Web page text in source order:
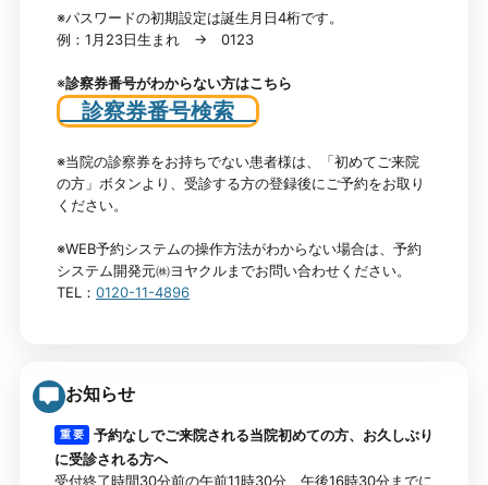
※パスワードの初期設定は誕生月日4桁です。
例：1月23日生まれ → 0123
※診察券番号がわからない方はこちら
診察券番号検索
※当院の診察券をお持ちでない患者様は、「初めてご来院
の方」ボタンより、受診する方の登録後にご予約をお取り
ください。
※WEB予約システムの操作方法がわからない場合は、予約
システム開発元㈱ヨヤクルまでお問い合わせください。
TEL： 0120-11-4896
お知らせ
重 要
予約なしでご来院される当院初めての方、お久しぶり
に受診される方へ
受付終了時間30分前の午前11時30分、午後16時30分までに